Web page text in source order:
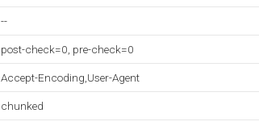
--
post-check=0, pre-check=0
Accept-Encoding,User-Agent
chunked